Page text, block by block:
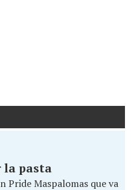
la pasta
Pride Maspalomas que va